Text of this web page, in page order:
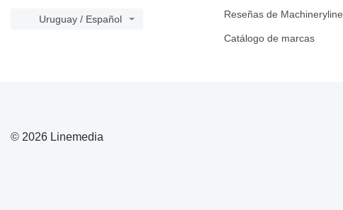
Uruguay / Español Reseñas de Machineryline
Catálogo de marcas
© 2026 Linemedia